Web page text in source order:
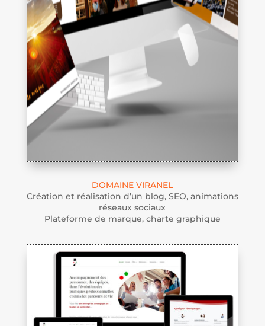
DOMAINE VIRANEL
Création et réalisation d’un blog, SEO, animations
réseaux sociaux
Plateforme de marque, charte graphique